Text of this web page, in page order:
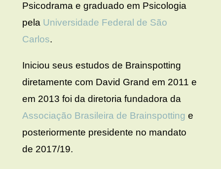
Psicodrama e graduado em Psicologia
pela Universidade Federal de São
Carlos.
Iniciou seus estudos de Brainspotting
diretamente com David Grand em 2011 e
em 2013 foi da diretoria fundadora da
Associação Brasileira de Brainspotting e
posteriormente presidente no mandato
de 2017/19.